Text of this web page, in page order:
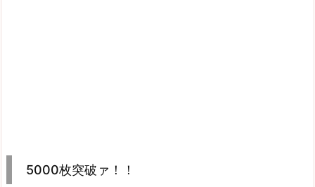
5000枚突破ァ！！